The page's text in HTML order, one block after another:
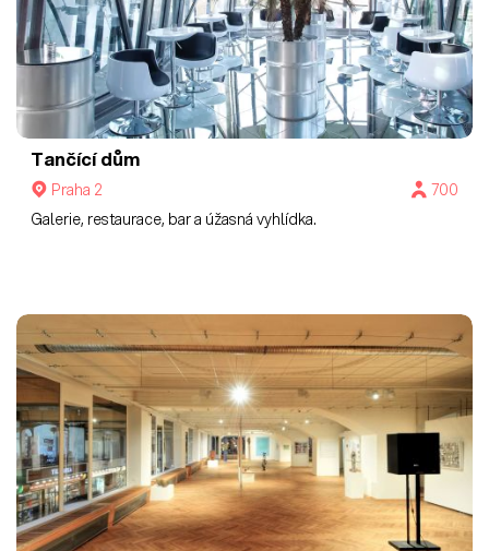
Tančící dům
Praha 2
700
Galerie, restaurace, bar a úžasná vyhlídka.